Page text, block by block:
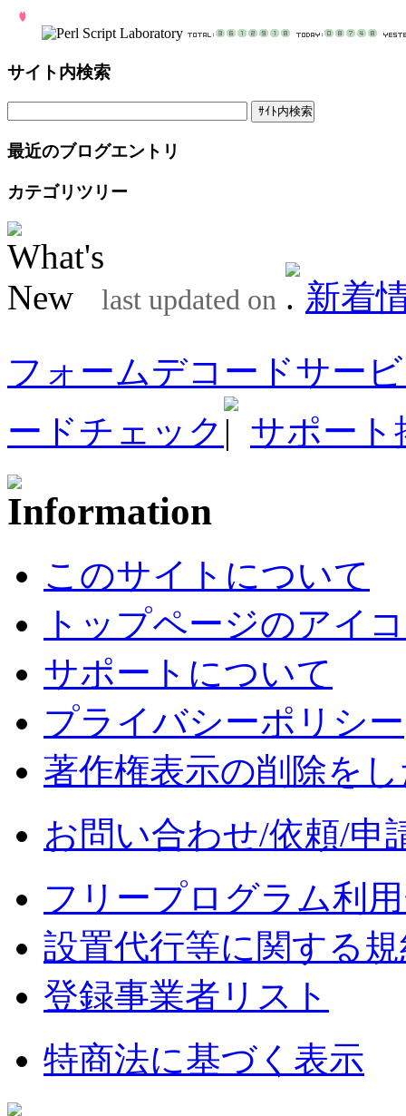
サイト内検索
最近のブログエントリ
カテゴリツリー
last updated on
新着
フォームデコードサー
ードチェック
サポート
このサイトについて
トップページのアイ
サポートについて
プライバシーポリシー
著作権表示の削除を
お問い合わせ/依頼/申
フリープログラム利
設置代行等に関する
登録事業者リスト
特商法に基づく表示